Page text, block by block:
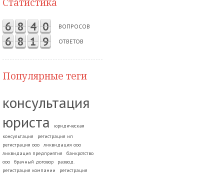
6 8 4 0 ВОПРОСОВ
6 8 1 9 ОТВЕТОВ
Популярные теги
консультация
юриста
юридическая
консультация
регистрация ип
регистрация ооо
ликвидация ооо
ликвидация предприятия
банкротство
ооо
брачный договор
развод.
регистрация компании
регистрация